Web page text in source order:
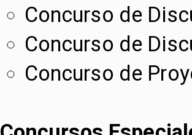
Concurso de
Concurso de
Concurso de